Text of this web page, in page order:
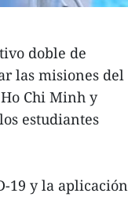
doble de
las misiones del
Chi Minh y
estudiantes
19 y la aplicación